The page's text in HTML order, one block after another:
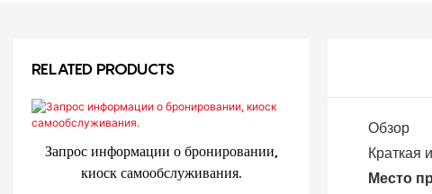
Обзор
Краткая
Место
RELATED PRODUCTS
Запрос информации о бронировании,
киоск самообслуживания.